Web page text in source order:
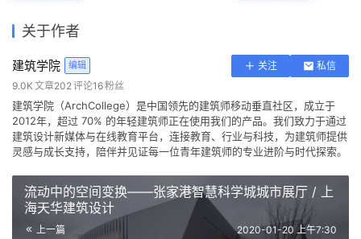
关于作者
建筑学院 编辑 关注
私信
9.0K 文章202评论16粉丝
建筑学院（ArchCollege）是中国领先的建筑师移动垂直社区，成立于
2012年，超过 70% 的年轻建筑师正在使用我们的产品。我们致力于通过
建筑设计新媒体与在线教育平台，连接教育、行业与科技，为建筑师提供
灵感与成长支持，陪伴并见证每一位青年建筑师的专业进阶与时代探索。
流动中的空间变换——张家港智慧科学城城市展厅 / 上
海天华建筑设计
上一篇 2020-01-20 上午7:30